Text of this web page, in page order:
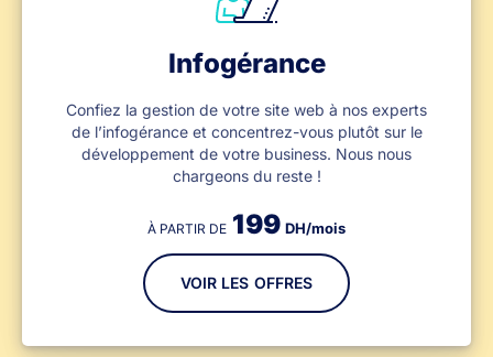
Infogérance
Confiez la gestion de votre site web à nos experts
de l’infogérance et concentrez-vous plutôt sur le
développement de votre business. Nous nous
chargeons du reste !
À PARTIR DE 199 DH/mois
VOIR LES OFFRES